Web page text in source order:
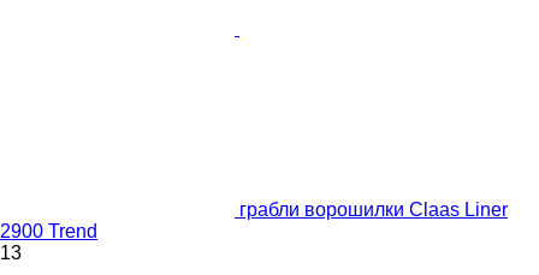
грабли ворошилки Claas Liner
2900 Trend
13